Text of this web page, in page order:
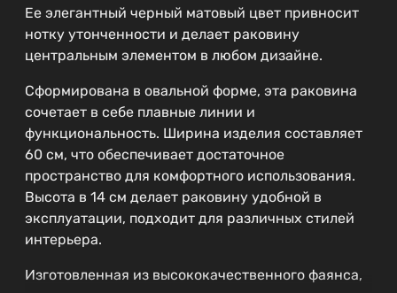
Ее элегантный черный матовый цвет привносит
нотку утонченности и делает раковину
центральным элементом в любом дизайне.
Сформирована в овальной форме, эта раковина
сочетает в себе плавные линии и
функциональность. Ширина изделия составляет
60 см, что обеспечивает достаточное
пространство для комфортного использования.
Высота в 14 см делает раковину удобной в
эксплуатации, подходит для различных стилей
интерьера.
Изготовленная из высококачественного фаянса,